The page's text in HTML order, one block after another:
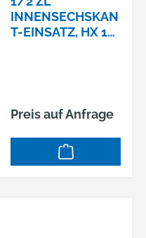
INNENSECHSKAN
T-EINSATZ, HX 12
Preis auf Anfrage